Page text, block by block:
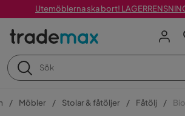
Utemöblerna ska bort!
Möbler Stolar & fåtöljer Fåtölj